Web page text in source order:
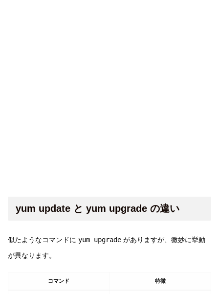
yum update と yum upgrade の違い
似たようなコマンドに yum upgrade がありますが、微妙に挙動
が異なります。
コマンド 特徴